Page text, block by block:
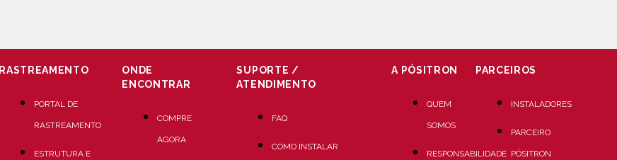
RASTREAMENTO
PORTAL DE
RASTREAMENTO
ESTRUTURA E
ONDE
ENCONTRAR
COMPRE
AGORA
SUPORTE /
ATENDIMENTO
FAQ
COMO INSTALAR
A PÓSITRON
QUEM
SOMOS
RESPONSABILIDADE
PARCEIROS
INSTALADORES
PARCEIRO
PÓSITRON